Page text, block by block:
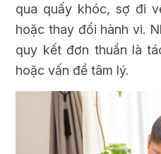
qua quấy khóc, sợ đi
hoặc thay đổi hành vi.
quy kết đơn thuần là
hoặc vấn đề tâm lý.